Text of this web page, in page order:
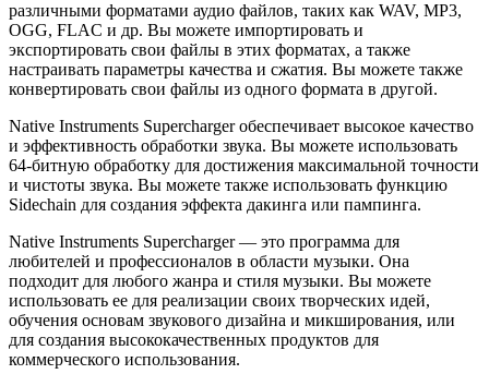
различными форматами аудио файлов, таких как WAV, MP3,
OGG, FLAC и др. Вы можете импортировать и
экспортировать свои файлы в этих форматах, а также
настраивать параметры качества и сжатия. Вы можете также
конвертировать свои файлы из одного формата в другой.
Native Instruments Supercharger обеспечивает высокое качество
и эффективность обработки звука. Вы можете использовать
64-битную обработку для достижения максимальной точности
и чистоты звука. Вы можете также использовать функцию
Sidechain для создания эффекта дакинга или пампинга.
Native Instruments Supercharger — это программа для
любителей и профессионалов в области музыки. Она
подходит для любого жанра и стиля музыки. Вы можете
использовать ее для реализации своих творческих идей,
обучения основам звукового дизайна и микширования, или
для создания высококачественных продуктов для
коммерческого использования.